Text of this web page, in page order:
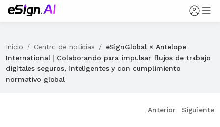
Inicio / Centro de noticias / eSignGlobal × Antelope
International｜Colaborando para impulsar flujos de trabajo
digitales seguros, inteligentes y con cumplimiento
normativo global
Anterior Siguiente